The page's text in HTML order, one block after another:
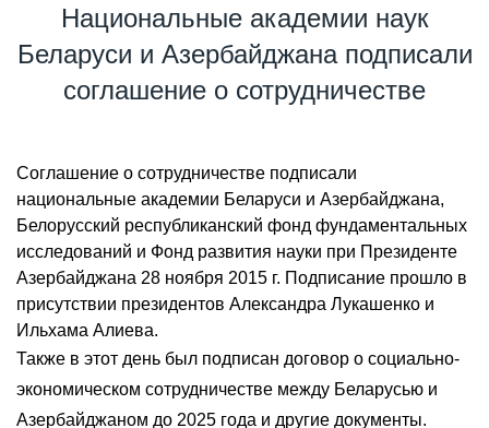
Национальные академии наук
Беларуси и Азербайджана подписали
соглашение о сотрудничестве
Соглашение о сотрудничестве подписали
национальные академии Беларуси и Азербайджана,
Белорусский республиканский фонд фундаментальных
исследований и Фонд развития науки при Президенте
Азербайджана 28 ноября 2015 г. Подписание прошло в
присутствии президентов Александра Лукашенко и
Ильхама Алиева.
Также в этот день был подписан договор о социально-
экономическом сотрудничестве между Беларусью и
Азербайджаном до 2025 года и другие документы.